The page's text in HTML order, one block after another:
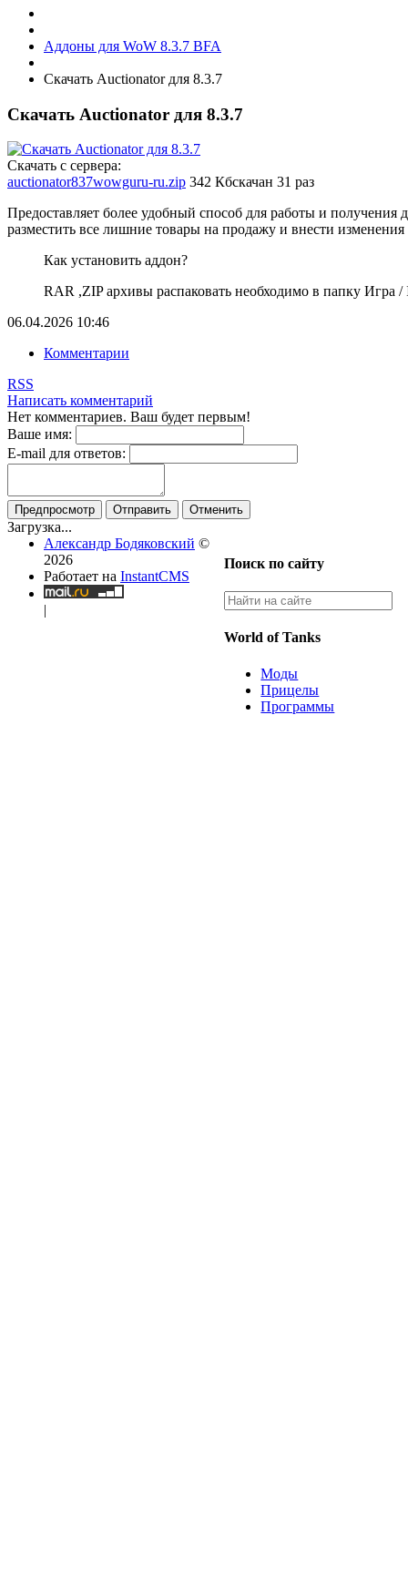
Аддоны для WoW 8.3.7 BFA
Скачать Auctionator для 8.3.7
Скачать Auctionator для 8.3.7
Скачать с сервера:
auctionator837wowguru-ru.zip 342 Кбскачан 31 раз
Предоставляет более удобный способ для работы и получения
разместить все лишние товары на продажу и внести изменения
Как установить аддон?
RAR ,ZIP архивы распаковать необходимо в папку Игра /
06.04.2026 10:46
Комментарии
RSS
Написать комментарий
Нет комментариев. Ваш будет первым!
Ваше имя:
E-mail для ответов:
Предпросмотр Отправить Отменить
Загрузка...
Поиск по сайту
World of Tanks
Моды
Прицелы
Программы
Александр Бодяковский ©
2026
Работает на InstantCMS
|